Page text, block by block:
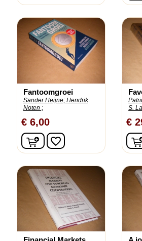
Fantoomgroei
Sander Heijne; Hendrik
Noten ;
€ 6,00
In winkelwagen
favorite_border
S.
€